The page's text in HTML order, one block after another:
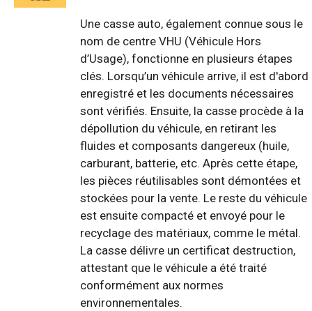
Une casse auto, également connue sous le
nom de centre VHU (Véhicule Hors
d’Usage), fonctionne en plusieurs étapes
clés. Lorsqu’un véhicule arrive, il est d'abord
enregistré et les documents nécessaires
sont vérifiés. Ensuite, la casse procède à la
dépollution du véhicule, en retirant les
fluides et composants dangereux (huile,
carburant, batterie, etc. Après cette étape,
les pièces réutilisables sont démontées et
stockées pour la vente. Le reste du véhicule
est ensuite compacté et envoyé pour le
recyclage des matériaux, comme le métal.
La casse délivre un certificat destruction,
attestant que le véhicule a été traité
conformément aux normes
environnementales.